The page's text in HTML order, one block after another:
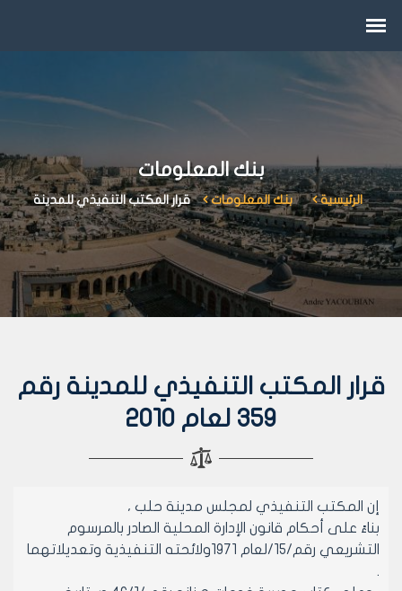
بنك المعلومات
الرئيسية بنك المعلومات قرار المكتب التنفيذي للمدينة
قرار المكتب التنفيذي للمدينة رقم
359 لعام 2010
إن المكتب التنفيذي لمجلس مدينة حلب ،
بناءً على أحكام قانون الإدارة المحلية الصادر بالمرسوم
التشريعي رقم/15/لعام 1971ولائحته التنفيذية وتعديلاتهما
.